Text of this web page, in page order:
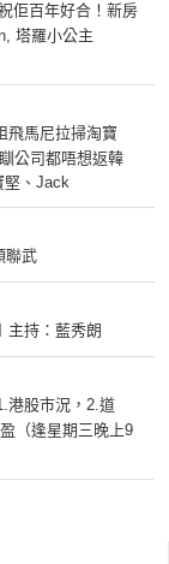
佢百年好合！新房
塔羅小公主
飛馬尼拉掃淘寶
公司都唔想返韓
堅、Jack
聯武
主持：藍秀朗
港股市況，2.道
（逢星期三晚上9